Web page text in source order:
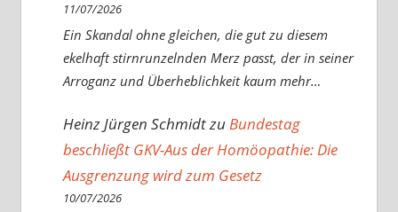
11/07/2026
Ein Skandal ohne gleichen, die gut zu diesem
ekelhaft stirnrunzelnden Merz passt, der in seiner
Arroganz und Überheblichkeit kaum mehr…
Heinz Jürgen SchmidtzuBundestag
beschließt GKV-Aus der Homöopathie: Die
Ausgrenzung wird zum Gesetz
10/07/2026